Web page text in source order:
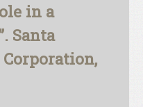
in a
Santa
Corporation,